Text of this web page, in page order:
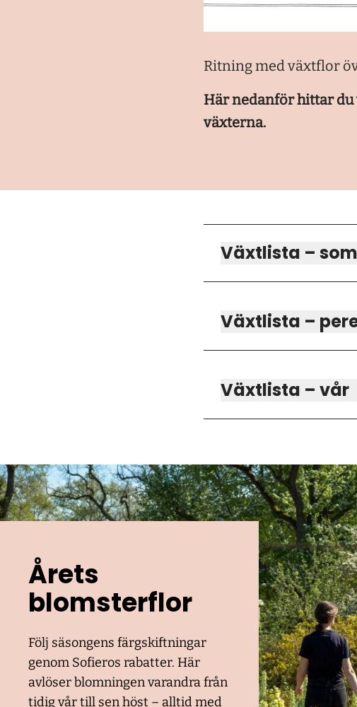
Ritning med växtflor
Här nedanför hittar
växterna.
Växtlista –
Växtlista –
Växtlista – vår
Årets
blomsterflor
Följ säsongens färgskiftningar
genom Sofieros rabatter. Här
avlöser blomningen varandra från
tidig vår till sen höst – alltid med